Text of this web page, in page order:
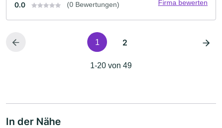
0.0 (0 Bewertungen) Firma bewerten
1 2
1-20 von 49
In der Nähe